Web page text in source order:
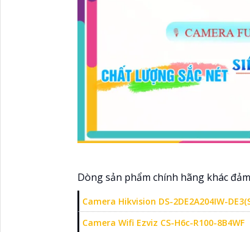
Dòng sản phẩm chính hãng khác
Camera Hikvision DS-2DE2A204IW-
Camera Wifi Ezviz CS-H6c-R100-8B4WF